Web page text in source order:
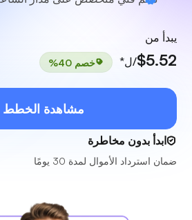
يبدأ من
$5.52/ل* خصم 40%
مشاهدة الخطط
ابدأ بدون مخاطرة
ضمان استرداد الأموال لمدة 30 يومًا